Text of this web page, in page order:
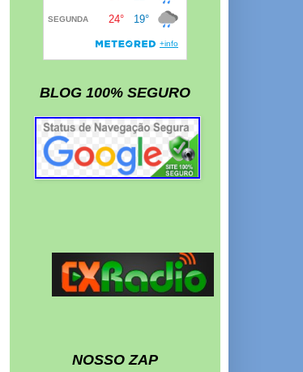
BLOG 100% SEGURO
NOSSO ZAP